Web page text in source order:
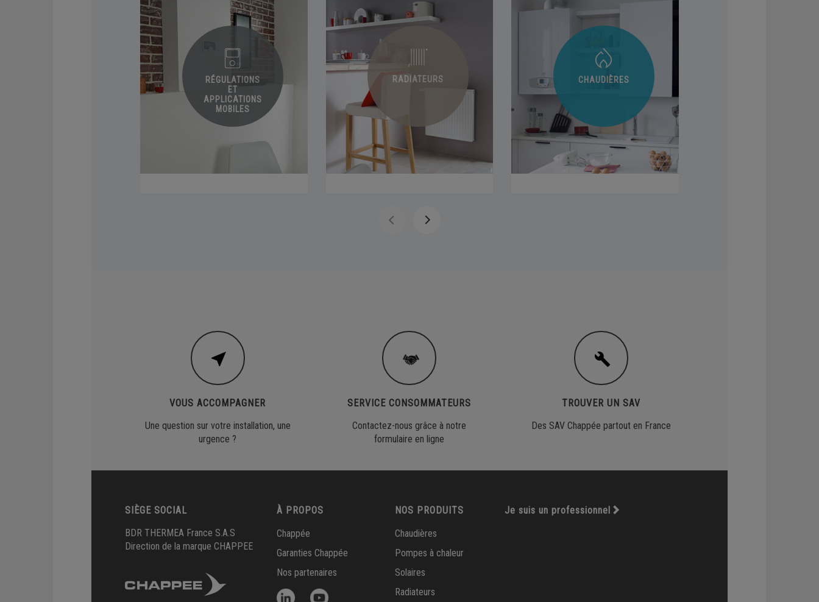
RADIATEURS CHAUDIÈRES
POMPES À
VOUS ACCOMPAGNER
Une question sur votre installation, une
urgence ?
SERVICE CONSOMMATEURS
Contactez-nous grâce à notre
formulaire en ligne
TROUVER UN SAV
Des SAV Chappée partout en France
Je suis un professionnel
À PROPOS
Chappée
Garanties Chappée
Nos partenaires
NOS PRODUITS
Chaudières
Pompes à chaleur
Solaires
Radiateurs
SIÈGE SOCIAL
BDR THERMEA France S.A.S
Direction de la marque CHAPPEE